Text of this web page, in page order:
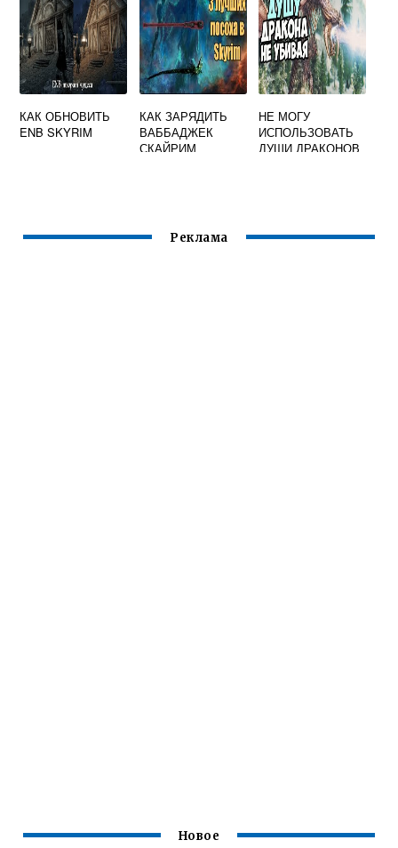
КАК ОБНОВИТЬ
ENB SKYRIM
КАК ЗАРЯДИТЬ
ВАББАДЖЕК
СКАЙРИМ
НЕ МОГУ
ИСПОЛЬЗОВАТЬ
ДУШИ ДРАКОНОВ
Реклама
Новое